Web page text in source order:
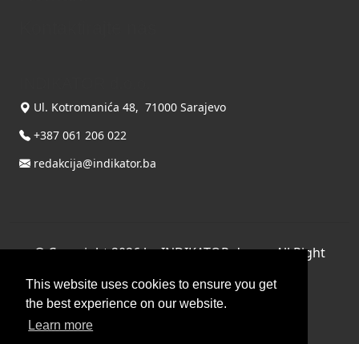
This website uses cookies to ensure you get
the best experience on our website.
Learn more
Ul. Kotromanića 48, 71000 Sarajevo
+387 061 206 022
redakcija@indikator.ba
©Copyright 2026 by INDIKATOR d.o.o., All Right
Terms Of Use|Privacy Statement
Powered by THYME SYSTEMS doo